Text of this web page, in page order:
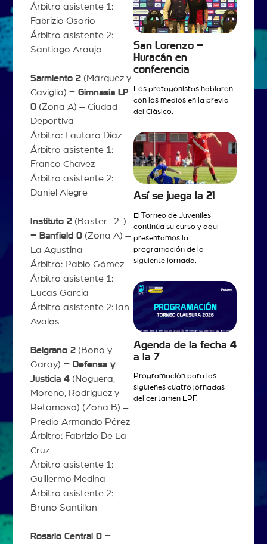
Árbitro asistente 1:
Fabrizio Osorio
Árbitro asistente 2:
Santiago Araujo
Sarmiento 2(Márquez y
Caviglia) – Gimnasia LP
0(Zona A) – Ciudad
Deportiva
Árbitro: Lautaro Díaz
Árbitro asistente 1:
Franco Chavez
Árbitro asistente 2:
Daniel Alegre
Instituto 2(Baster -2-)
– Banfield 0(Zona A) –
La Agustina
Árbitro: Pablo Gómez
Árbitro asistente 1:
Lucas Garcia
Árbitro asistente 2: Ian
Avalos
Belgrano 2(Bono y
Garay) – Defensa y
Justicia 4(Noguera,
Moreno, Rodriguez y
Retamoso) (Zona B) –
Predio Armando Pérez
Árbitro: Fabrizio De La
Cruz
Árbitro asistente 1:
Guillermo Medina
Árbitro asistente 2:
Bruno Santillan
Rosario Central 0 –
San Lorenzo –
Huracán en
conferencia
Los protagonistas hablaron
con los medios en la previa
del Clásico.
Así se juega la 21
El Torneo de Juveniles
continúa su curso y aquí
presentamos la
programación de la
siguiente jornada.
Agenda de la fecha 4
a la 7
Programación para las
siguienes cuatro jornadas
del certamen LPF.